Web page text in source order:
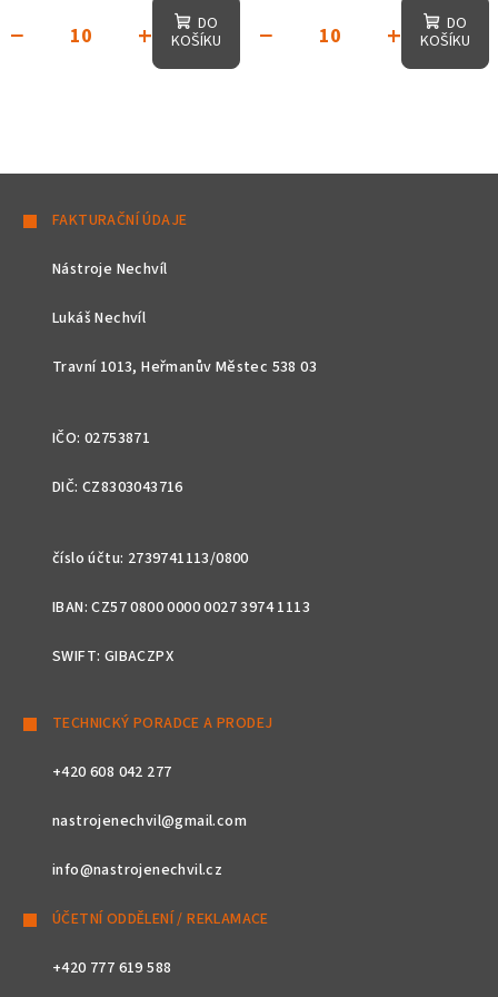
+
−
DO
KOŠÍKU
+
−
DO
KOŠÍKU
FAKTURAČNÍ ÚDAJE
Nástroje Nechvíl
Lukáš Nechvíl
Travní 1013, Heřmanův Městec 538 03
IČO: 02753871
DIČ: CZ8303043716
číslo účtu: 2739741113/0800
IBAN: CZ57 0800 0000 0027 3974 1113
SWIFT: GIBACZPX
TECHNICKÝ PORADCE A PRODEJ
+420 608 042 277
nastrojenechvil@gmail.com
info@nastrojenechvil.cz
ÚČETNÍ ODDĚLENÍ / REKLAMACE
+420 777 619 588